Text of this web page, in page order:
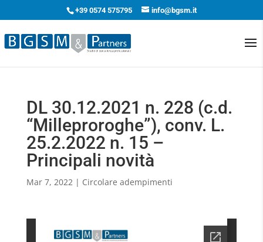
+39 0574 575795 info@bgsm.it
DL 30.12.2021 n. 228 (c.d.
“Milleproroghe”), conv. L.
25.2.2022 n. 15 –
Principali novità
Mar 7, 2022| Circolare adempimenti